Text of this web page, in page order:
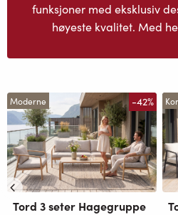
funksjoner med eksklusiv
høyeste kvalitet. Med
Moderne -42%
Tord 3 seter Hagegruppe